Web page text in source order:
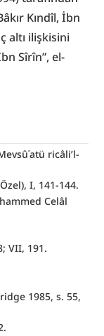
Kındîl, İbn
altı ilişkisini
Sîrîn”, el-
ricâli’l-
I, 141-144.
Celâl
VII, 191.
1985, s. 55,